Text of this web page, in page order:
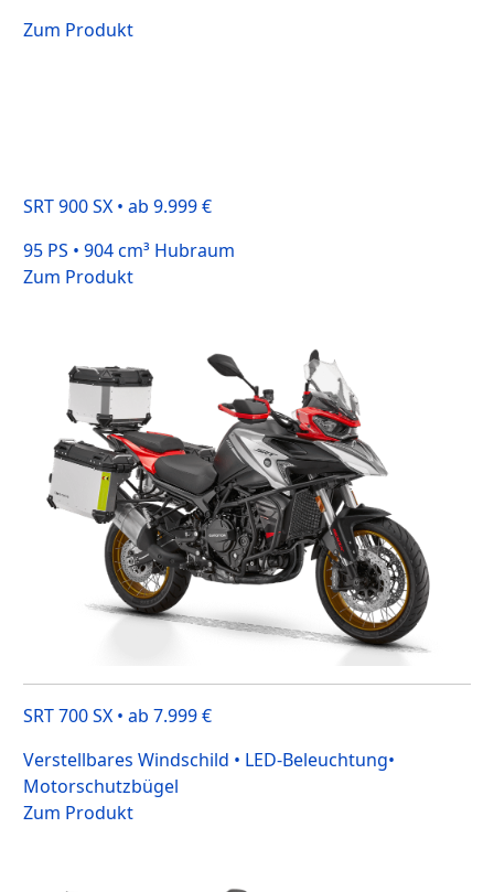
Zum Produkt
SRT 900 SX • ab 9.999 €
95 PS • 904 cm³ Hubraum
Zum Produkt
SRT 700 SX • ab 7.999 €
Verstellbares Windschild • LED-Beleuchtung•
Motorschutzbügel
Zum Produkt